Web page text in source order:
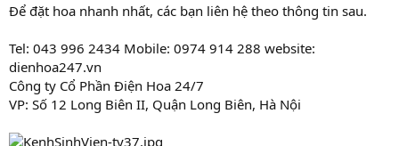
Để đặt hoa nhanh nhất, các bạn liên hệ theo thông tin sau.
Tel: 043 996 2434 Mobile: 0974 914 288 website:
dienhoa247.vn
Công ty Cổ Phần Điện Hoa 24/7
VP: Số 12 Long Biên II, Quận Long Biên, Hà Nội